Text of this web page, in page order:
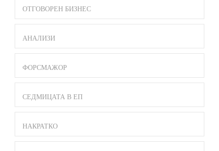
ОТГОВОРЕН БИЗНЕС
АНАЛИЗИ
ФОРСМАЖОР
СЕДМИЦАТА В ЕП
НАКРАТКО